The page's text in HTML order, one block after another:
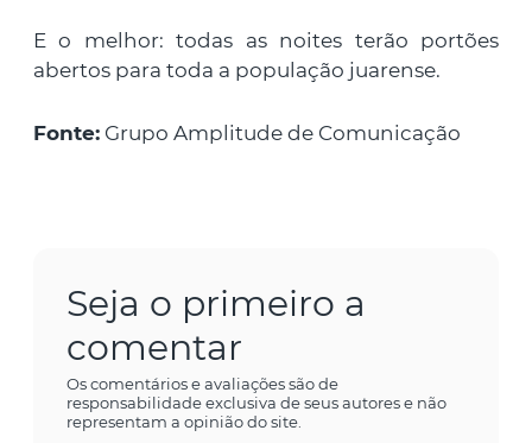
E o melhor: todas as noites terão portões
abertos para toda a população juarense.
Fonte: Grupo Amplitude de Comunicação
Seja o primeiro a
comentar
Os comentários e avaliações são de
responsabilidade exclusiva de seus autores e não
representam a opinião do site.